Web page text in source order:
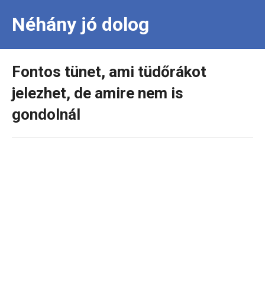
Néhány jó dolog
Fontos tünet, ami tüdőrákot
jelezhet, de amire nem is
gondolnál